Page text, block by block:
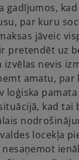
gadījumos,
par kuru
jāveic
pretendēt uz
izvēlas nevis
amatu, par
loģiska
kad tai
locekļa